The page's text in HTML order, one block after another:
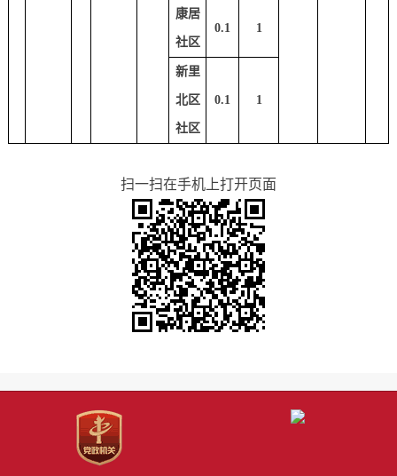
康居
社区
0.1 1
新里
北区
社区
0.1 1
扫一扫在手机上打开页面